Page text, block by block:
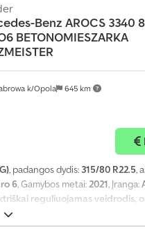
k/Opola 645 km
Benz AROCS 3340
BETONOMIESZARKA
, padangos dydis: 315/80 R22.5,
6, Gamybos metai:2021, Įranga:
reguliuojamas veidrodis,